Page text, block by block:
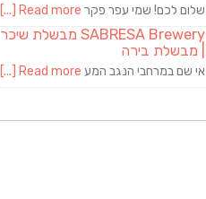
שלום לכם! שמי עפר פקר Read more [...]
SABRESA Brewery מבשלת שיכר
| מבשלת בירה
אי שם במרחבי הנגב המע Read more [...]